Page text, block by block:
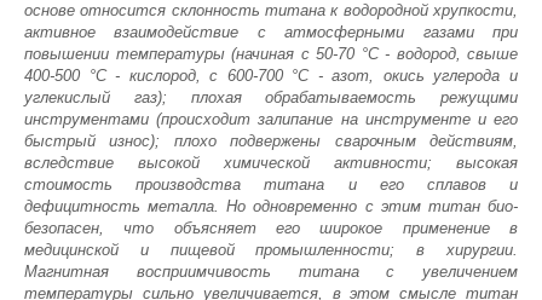
основе относится склонность титана к водородной хрупкости,
активное взаимодействие с атмосферными газами при
повышении температуры (начиная с 50-70 °С - водород, свыше
400-500 °С - кислород, с 600-700 °С - азот, окись углерода и
углекислый газ); плохая обрабатываемость режущими
инструментами (происходит залипание на инструменте и его
быстрый износ); плохо подвержены сварочным действиям,
вследствие высокой химической активности; высокая
стоимость производства титана и его сплавов и
дефицитность металла. Но одновременно с этим титан био-
безопасен, что объясняет его широкое применение в
медицинской и пищевой промышленности; в хирургии.
Магнитная восприимчивость титана с увеличением
температуры сильно увеличивается, в этом смысле титан